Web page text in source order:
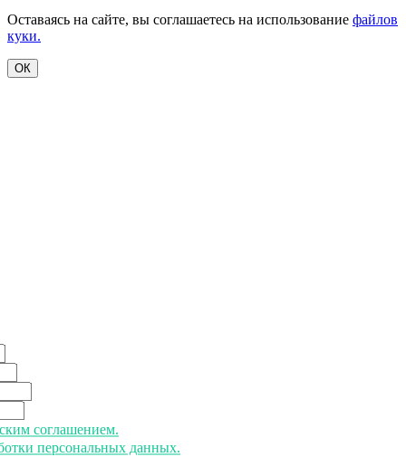
Оставаясь на сайте, вы соглашаетесь на использование файлов
куки.
ОК
соглашением.
персональных данных.